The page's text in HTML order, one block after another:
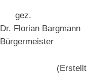
gez.
Dr. Florian Bargmann
Bürgermeister